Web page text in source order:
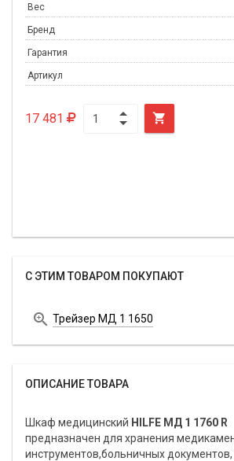
Вес
Бренд
Гарантия
Артикул
17 481 
С ЭТИМ ТОВАРОМ ПОКУПАЮТ
 Трейзер МД 1 1650
ОПИСАНИЕ ТОВАРА
Шкаф медицинский HILFE МД 1 1760 R
предназначен для хранения
инструментов,больничных документов,